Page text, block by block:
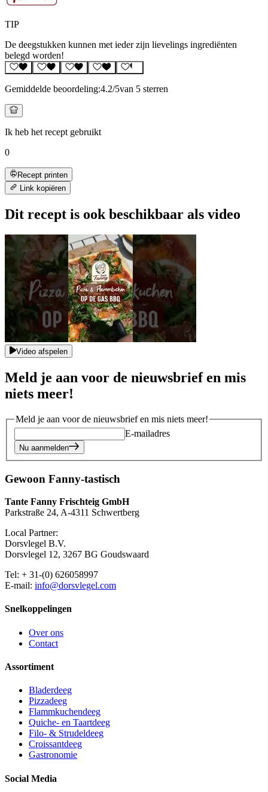
TIP
De deegstukken kunnen met ieder zijn lievelings ingrediënten
belegd worden!
Gemiddelde beoordeling:4.2/5van 5 sterren
Ik heb het recept gebruikt
0
Recept printen
Link kopiëren
Dit recept is ook beschikbaar als video
Video afspelen
Meld je aan voor de nieuwsbrief en mis
niets meer!
Meld je aan voor de nieuwsbrief en mis niets meer!
E-mailadres
Nu aanmelden
Gewoon Fanny-tastisch
Tante Fanny Frischteig GmbH
Parkstraße 24, A-4311 Schwertberg
Local Partner:
Dorsvlegel B.V.
Dorsvlegel 12, 3267 BG Goudswaard
Tel: + 31-(0) 626058997
E-mail: info@dorsvlegel.com
Snelkoppelingen
Over ons
Contact
Assortiment
Bladerdeeg
Pizzadeeg
Flammkuchendeeg
Quiche- en Taartdeeg
Filo- & Strudeldeeg
Croissantdeeg
Gastronomie
Social Media